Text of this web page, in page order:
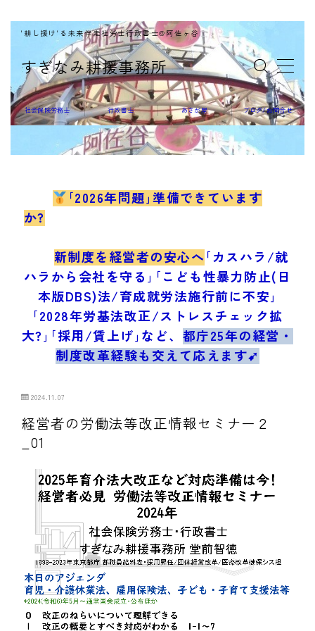
すぎなみ耕援事務所
'耕し援け'る未来伴走社労士行政書士@阿佐ヶ谷
MENU
社会保険労務士
あさが屋
ブログ/お問合せ
社会保険労務士 行政書士 あさが屋 ブログ/お問合せ
｢2026年問題｣準備できています
か?
新制度を経営者の安心へ ｢カスハラ/就
ハラから会社を守る｣｢こども性暴力防止(日
本版DBS)法/育成就労法施行前に不安｣
｢2028年労基法改正/ストレスチェック拡
大?｣｢採用/賃上げ｣など、 都庁25年の経営・
制度改革経験も交えて応えます➹
2024.11.07
経営者の労働法等改正情報セミナー２
_01